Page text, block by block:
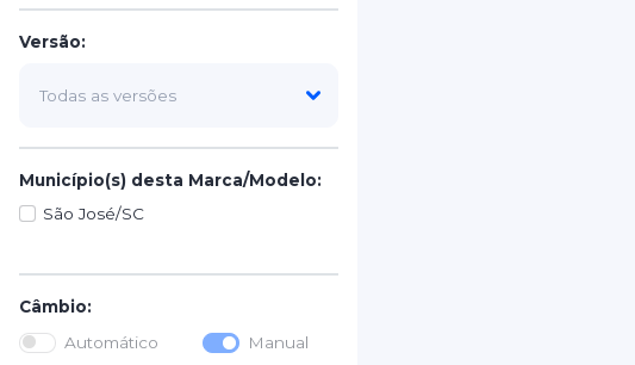
Versão:
Município(s) desta Marca/Modelo:
São José/SC
Câmbio:
Automático
Manual